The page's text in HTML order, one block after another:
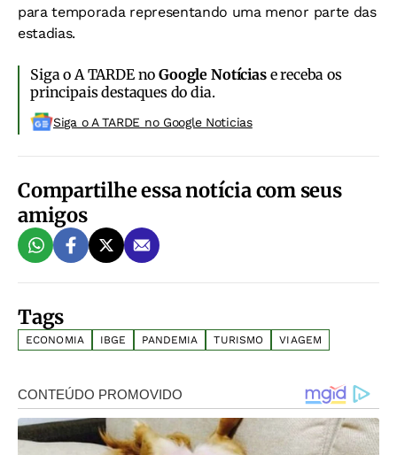
para temporada representando uma menor parte das
estadias.
Siga o A TARDE noGoogle Notíciase receba os
principais destaques do dia.
Siga o A TARDE no Google Noticias
Compartilhe essa notícia com seus
amigos
Tags
ECONOMIA IBGE PANDEMIA TURISMO VIAGEM